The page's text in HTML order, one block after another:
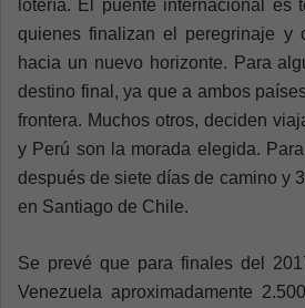
lotería. El puente internacional es
quienes finalizan el peregrinaje y
hacia un nuevo horizonte. Para
destino final, ya que a ambos
frontera. Muchos otros, deciden
y Perú son la morada elegida.
después de siete días de camino y
en Santiago de Chile.
Se prevé que para finales del
Venezuela aproximadamente